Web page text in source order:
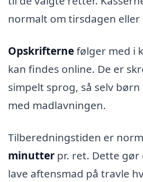
normalt om tirsdagen eller
Opskrifternefølger med i
kan findes online. De er
simpelt sprog, så selv
med madlavningen.
Tilberedningstiden er
minutter pr. ret. Dette
lave aftensmad på travle